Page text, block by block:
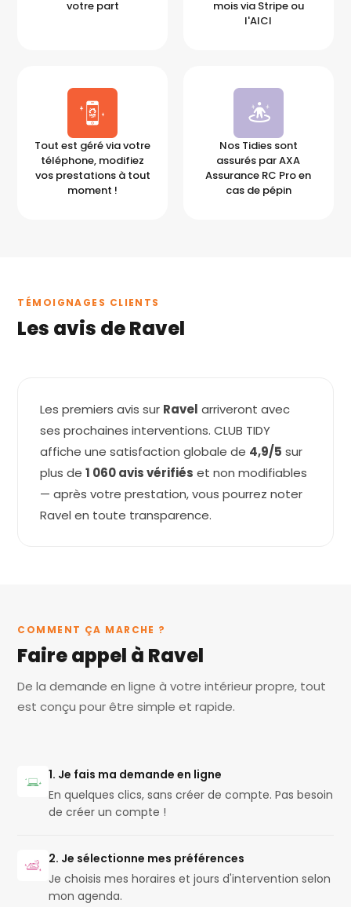
votre part
mois via Stripe ou
l'AICI
Tout est géré via votre
téléphone, modifiez
vos prestations à tout
moment !
Nos Tidies sont
assurés par AXA
Assurance RC Pro en
cas de pépin
TÉMOIGNAGES CLIENTS
Les avis de Ravel
Les premiers avis sur Ravel arriveront avec
ses prochaines interventions. CLUB TIDY
affiche une satisfaction globale de 4,9/5 sur
plus de1 060 avis vérifiés et non modifiables
— après votre prestation, vous pourrez noter
Ravel en toute transparence.
COMMENT ÇA MARCHE ?
Faire appel à Ravel
De la demande en ligne à votre intérieur propre, tout
est conçu pour être simple et rapide.
1. Je fais ma demande en ligne
En quelques clics, sans créer de compte. Pas besoin
de créer un compte !
2. Je sélectionne mes préférences
Je choisis mes horaires et jours d'intervention selon
mon agenda.